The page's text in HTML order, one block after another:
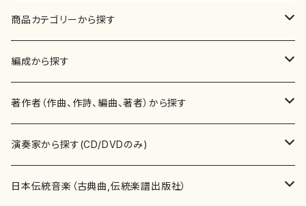
商品カテゴリーから探す
楽譜
書籍
書籍
テキストブック
CD・DVD
チケット
編成から探す
邦楽器
箏・琴（ソロ）
箏・琴（合奏）
合唱
混声合唱
歌・声
著作者（作曲、作詩、編曲、著者）から探す
あ行
青木省三(アオキ ショウゾウ)
か行
演奏家から探す(CD/DVDのみ)
邦楽（箏、三味線、尺八等）演奏家
日本伝統音楽（古典曲,伝統楽譜出版社）